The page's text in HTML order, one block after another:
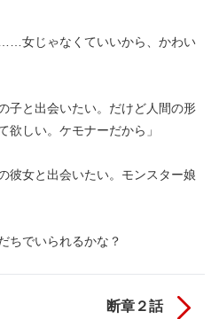
……女じゃなくていいから、かわい
子と出会いたい。だけど人間の形
欲しい。ケモナーだから」
彼女と出会いたい。モンスター娘
ちでいられるかな？
断章２話